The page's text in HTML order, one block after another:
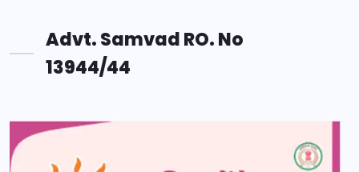
Advt. Samvad RO. No
13944/44